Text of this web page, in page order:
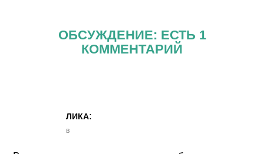
ОБСУЖДЕНИЕ: ЕСТЬ 1
КОММЕНТАРИЙ
ЛИКА:
в